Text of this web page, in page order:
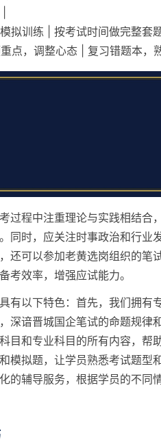
拟训练 | 按考试时间做完整套
点，调整心态 | 复习错题本，
过程中注重理论与实践相结合
同时，应关注时事政治和行业
还可以参加老黄选岗组织的笔
考效率，增强应试能力。
有以下特色：首先，我们拥有
深谙晋城国企笔试的命题规律
目和专业科目的所有内容，帮
模拟题，让学员熟悉考试题型
的辅导服务，根据学员的不同